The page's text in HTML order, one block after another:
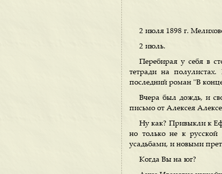
2 июля 1898 г.
2 июль.
Перебирая у себя в
тетради на
последний роман "В
Вчера был дождь, и
письмо от Алексея
Ну как? Привыкли к
но только не к русской
усадьбами, и новыми
Когда Вы на юг?